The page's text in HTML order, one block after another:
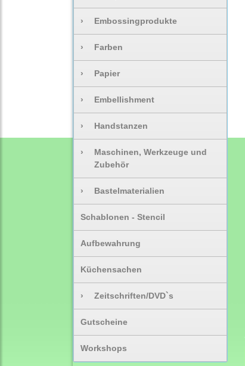
› Embossingprodukte
› Farben
› Papier
› Embellishment
› Handstanzen
›
Maschinen, Werkzeuge und
Zubehör
› Bastelmaterialien
Schablonen - Stencil
Aufbewahrung
Küchensachen
› Zeitschriften/DVD`s
Gutscheine
Workshops